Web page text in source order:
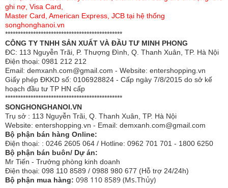
ghi nợ, Visa Card,
Master Card, American Express, JCB tại hệ thống
songhonghanoi.vn
**********************************************
CÔNG TY TNHH SẢN XUẤT VÀ ĐẦU TƯ MINH PHONG
ĐC: 113 Nguyễn Trãi, P. Thượng Đình, Q. Thanh Xuân, TP. Hà Nội
Điện thoại: 0981 212 212
Email: demxanh.com@gmail.com - Website: entershopping.vn
Giấy phép ĐKKD số: 0106928824 - Cấp ngày 7/8/2015 do sở kế
hoạch đầu tư TP HN cấp
**********************************************
SONGHONGHANOI.VN
Trụ sở : 113 Nguyễn Trãi, Q. Thanh Xuân, TP. Hà Nội
Website: entershopping.vn - Email: demxanh.com@gmail.com
Bộ phận bán hàng Online:
Điện thoại: : 0246 2605 064 / Hotline: 0962 701 701 - 1800 6250
Bộ phận bán buôn/ Dự án:
Mr Tiến - Trưởng phòng kinh doanh
Điện thoại: 098 110 8589 / 0988 980 677 (Hỗ trợ 24/24h)
Bộ phận mua hàng: 098 110 8589 (Ms.Thủy)